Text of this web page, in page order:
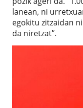
lanean, ni
egokitu zitzaidan
da niretzat”.